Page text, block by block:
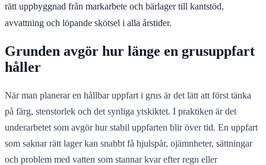
rätt uppbyggnad från markarbete och bärlager till kantstöd,
avvattning och löpande skötsel i alla årstider.
Grunden avgör hur länge en grusuppfart
håller
När man planerar en hållbar uppfart i grus är det lätt att först tänka
på färg, stenstorlek och det synliga ytskiktet. I praktiken är det
underarbetet som avgör hur stabil uppfarten blir över tid. En uppfart
som saknar rätt lager kan snabbt få hjulspår, ojämnheter, sättningar
och problem med vatten som stannar kvar efter regn eller